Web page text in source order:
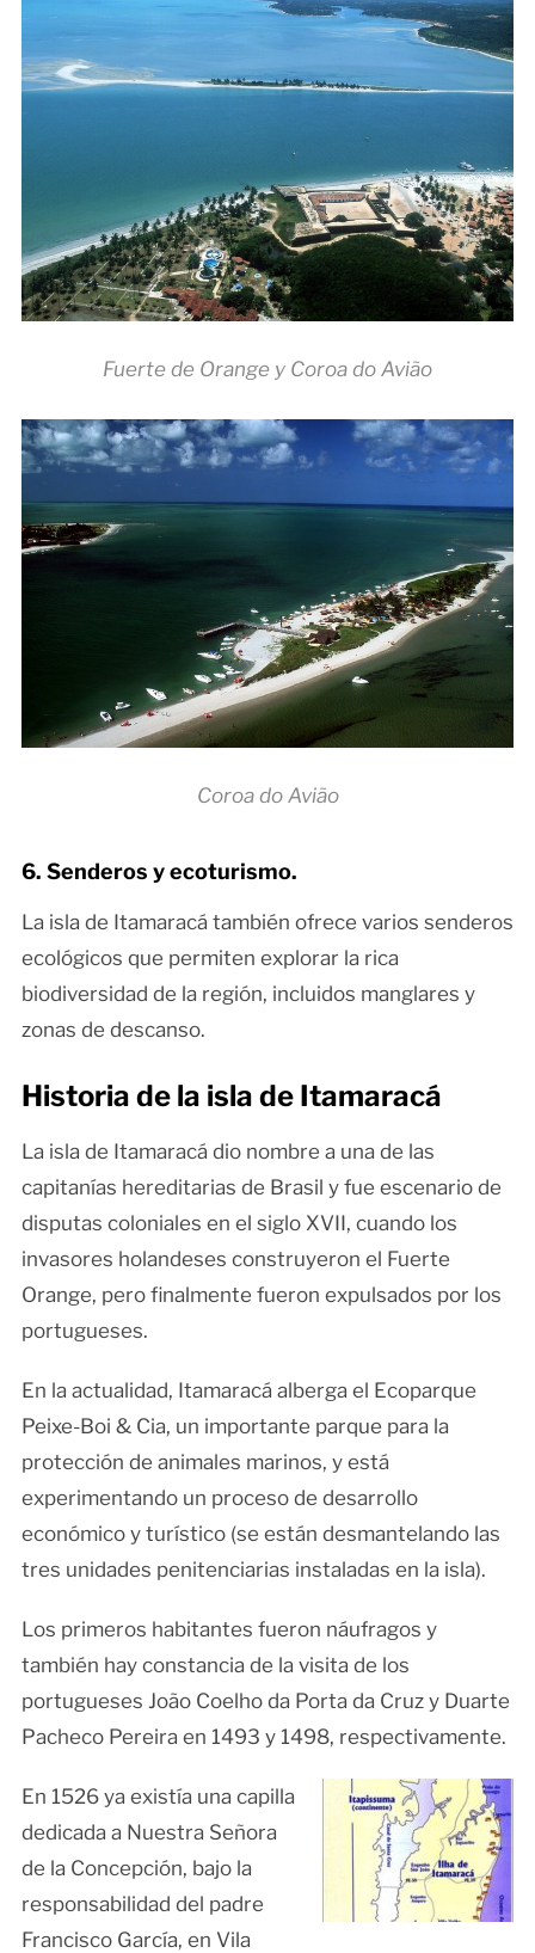
Fuerte de Orange y Coroa do Avião
Coroa do Avião
6. Senderos y ecoturismo.
La isla de Itamaracá también ofrece varios senderos
ecológicos que permiten explorar la rica
biodiversidad de la región, incluidos manglares y
zonas de descanso.
Historia de la isla de Itamaracá
La isla de Itamaracá dio nombre a una de las
capitanías hereditarias de Brasil y fue escenario de
disputas coloniales en el siglo XVII, cuando los
invasores holandeses construyeron el Fuerte
Orange, pero finalmente fueron expulsados por los
portugueses.
En la actualidad, Itamaracá alberga el Ecoparque
Peixe-Boi & Cia, un importante parque para la
protección de animales marinos, y está
experimentando un proceso de desarrollo
económico y turístico (se están desmantelando las
tres unidades penitenciarias instaladas en la isla).
Los primeros habitantes fueron náufragos y
también hay constancia de la visita de los
portugueses João Coelho da Porta da Cruz y Duarte
Pacheco Pereira en 1493 y 1498, respectivamente.
En 1526 ya existía una capilla
dedicada a Nuestra Señora
de la Concepción, bajo la
responsabilidad del padre
Francisco García, en Vila